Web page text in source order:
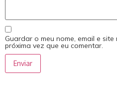
Guardar o meu nome, email e
próxima vez que eu comentar.